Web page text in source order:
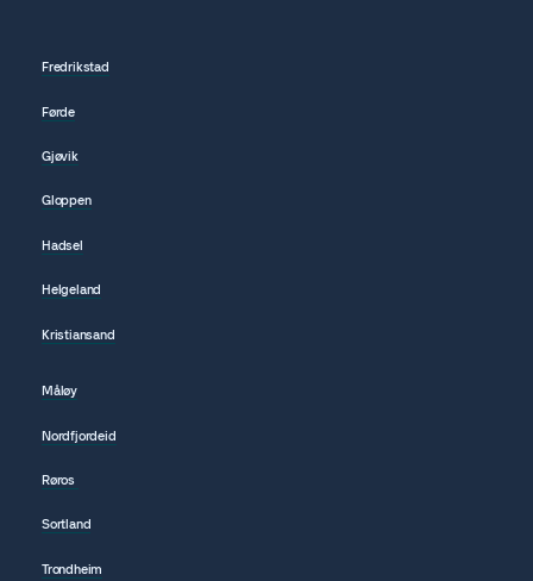
Fredrikstad
Førde
Gjøvik
Gloppen
Hadsel
Helgeland
Kristiansand
Måløy
Nordfjordeid
Røros
Sortland
Trondheim